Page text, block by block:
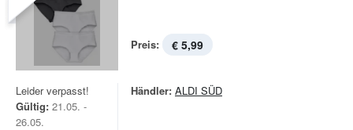
Preis: € 5,99
Leider verpasst!
Gültig: 21.05. -
26.05.
Händler: ALDI SÜD